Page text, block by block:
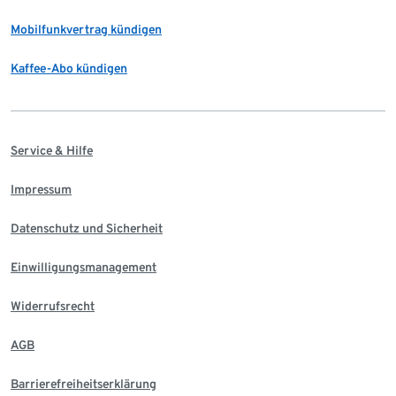
Mobilfunkvertrag kündigen
Kaffee-Abo kündigen
Service & Hilfe
Impressum
Datenschutz und Sicherheit
Einwilligungsmanagement
Widerrufsrecht
AGB
Barrierefreiheitserklärung